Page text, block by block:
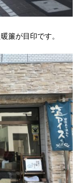
簾が目印です。